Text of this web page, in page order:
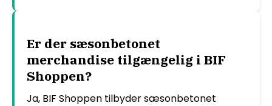
Er der sæsonbetonet
merchandise tilgængelig i BIF
Shoppen?
Ja, BIF Shoppen tilbyder sæsonbetonet